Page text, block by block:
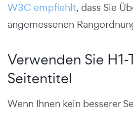
W3C empfiehlt, dass Sie
angemessenen
Verwenden Sie H1-
Seitentitel
Wenn Ihnen kein besserer